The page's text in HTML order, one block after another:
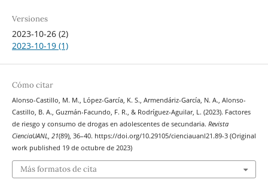
Versiones
2023-10-26 (2)
2023-10-19 (1)
Cómo citar
Alonso-Castillo, M. M., López-García, K. S., Armendáriz-García, N. A., Alonso-
Castillo, B. A., Guzmán-Facundo, F. R., & Rodríguez-Aguilar, L. (2023). Factores
de riesgo y consumo de drogas en adolescentes de secundaria. Revista
CienciaUANL, 21(89), 36–40. https://doi.org/10.29105/cienciauanl21.89-3 (Original
work published 19 de octubre de 2023)
Más formatos de cita